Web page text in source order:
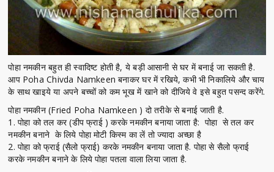
पोहा नमकीन बहुत ही स्वादिष्ट होती है, ये बड़ी आसानी से घर में बनाई जा सकती है.
आप Poha Chivda Namkeen बनाकर घर में रखिये, कभी भी निकालिये और चाय
के साथ खाइये या अपने बच्चों को कम भूख में खाने को दीजिये वे इसे बहुत पसन्द करेंगे.
पोहा नमकीन (Fried Poha Namkeen ) दो तरीके से बनाई जाती है.
1. पोहा को तल कर (डीप फ्राई ) करके नमकीन बनाया जाता है: पोहा से तल कर
नमकीन बनाने के लिये पोहा मोटी किस्म का लें तो ज्यादा अच्छा है
2. पोहा को फ्राई (सैलो फ्राई) करके नमकीन बनाया जाता है. पोहा से सैलो फ्राई
करके नमकीन बनाने के लिये पोहा पतला वाला लिया जाता है.